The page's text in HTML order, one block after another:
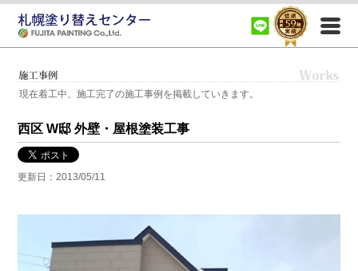
札幌市、札幌近郊（江別市、岩見沢市、小樽市、千歳市、恵庭市）で住宅の外壁塗装、屋根塗装、
室内塗装、内装塗装、リフォーム塗装など塗装に関する事ならなんでもご相談ください。
現在着工中、施工完了の施工事例を掲載していきます。
西区 W邸 外壁・屋根塗装工事
更新日：2013/05/11